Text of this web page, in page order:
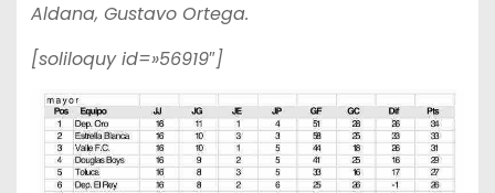
Aldana, Gustavo Ortega.
[soliloquy id=»56919″]